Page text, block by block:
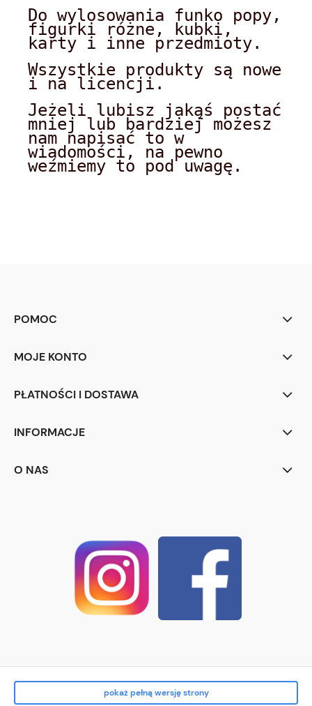
Do wylosowania funko popy,
figurki różne, kubki,
karty i inne przedmioty.
Wszystkie produkty są nowe
i na licencji.
Jeżeli lubisz jakąś postać
mniej lub bardziej możesz
nam napisać to w
wiadomości, na pewno
weźmiemy to pod uwagę.
POMOC
MOJE KONTO
PŁATNOŚCI I DOSTAWA
INFORMACJE
O NAS
pokaż pełną wersję strony